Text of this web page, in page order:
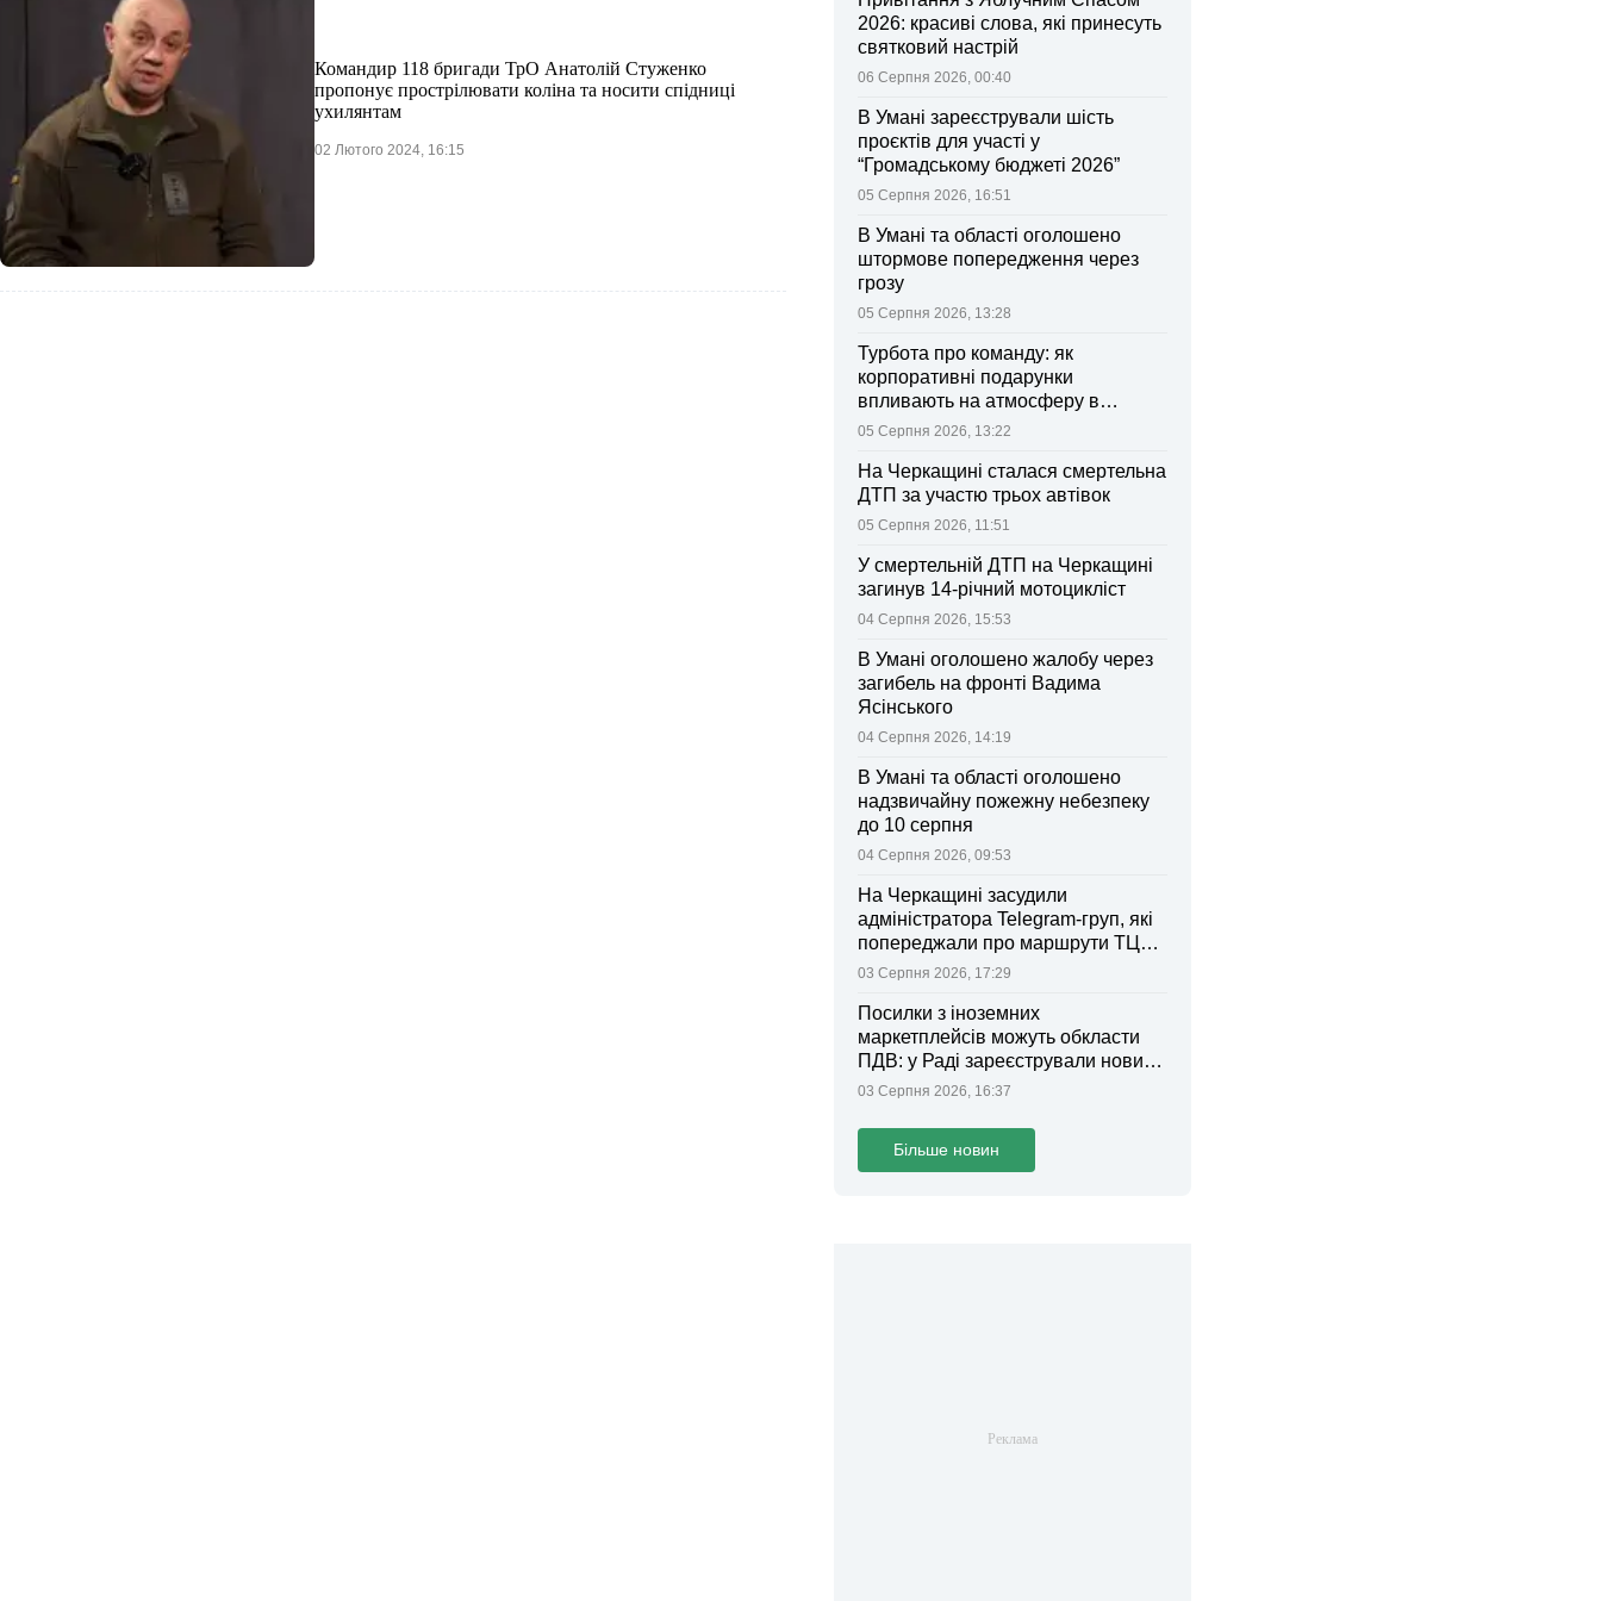
Командир 118 бригади ТрО Анатолій Стуженко
пропонує прострілювати коліна та носити спідниці
ухилянтам
02 Лютого 2024, 16:15
2026: красиві слова, які принесуть
святковий настрій
06 Серпня 2026, 00:40
В Умані зареєстрували шість
проєктів для участі у
“Громадському бюджеті 2026”
05 Серпня 2026, 16:51
В Умані та області оголошено
штормове попередження через
грозу
05 Серпня 2026, 13:28
Турбота про команду: як
корпоративні подарунки
впливають на атмосферу в
колективі
05 Серпня 2026, 13:22
На Черкащині сталася смертельна
ДТП за участю трьох автівок
05 Серпня 2026, 11:51
У смертельній ДТП на Черкащині
загинув 14-річний мотоцикліст
04 Серпня 2026, 15:53
В Умані оголошено жалобу через
загибель на фронті Вадима
Ясінського
04 Серпня 2026, 14:19
В Умані та області оголошено
надзвичайну пожежну небезпеку
до 10 серпня
04 Серпня 2026, 09:53
На Черкащині засудили
адміністратора Telegram-груп, які
попереджали про маршрути ТЦК
та поліції
03 Серпня 2026, 17:29
Посилки з іноземних
маркетплейсів можуть обкласти
ПДВ: у Раді зареєстрували новий
законопроєкт
03 Серпня 2026, 16:37
Більше новин